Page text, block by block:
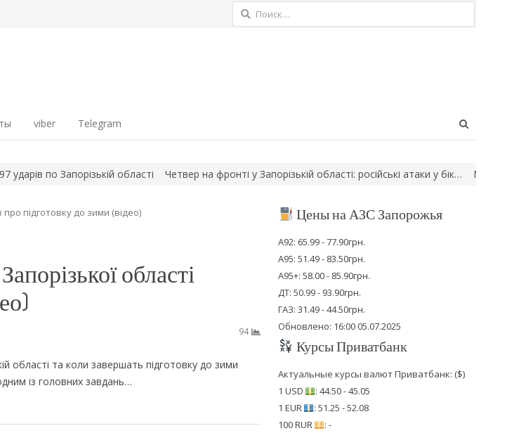
Найти:
viber Telegram
по Запорізькій області Четвер на фронті у Запорізькій області: російські атаки у бік… Мешканця
підготовку до зими (відео)
області
94
області та коли завершать підготовку до зими
із головних завдань…
Цены на АЗС Запорожья
А92: 65.99 - 77.90грн.
А95: 51.49 - 83.50грн.
А95+: 58.00 - 85.90грн.
ДТ: 50.99 - 93.90грн.
ГАЗ: 31.49 - 44.50грн.
Обновлено: 16:00 05.07.2025
Курсы Приватбанк
Актуальные курсы валют Приватбанк: ($)
1 USD
: 44.50 - 45.05
1 EUR
: 51.25 - 52.08
100 RUR
: -